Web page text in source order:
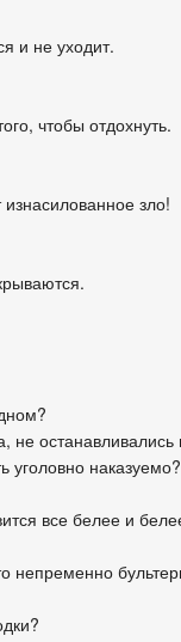
и не уходит.
чтобы отдохнуть.
зло!
останавливались
уголовно наказуемо?
все белее и
непременно